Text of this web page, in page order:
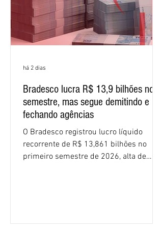
Bradesco lucra R$ 13,9 bilhões no
semestre, mas segue demitindo e
fechando agências
O Bradesco registrou lucro líquido
recorrente de R$ 13,861 bilhões no
primeiro semestre de 2026, alta de
há 2 dias